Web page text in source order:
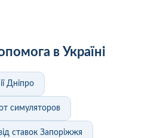
в Україні
Дніпро
симуляторов
ставок Запоріжжя